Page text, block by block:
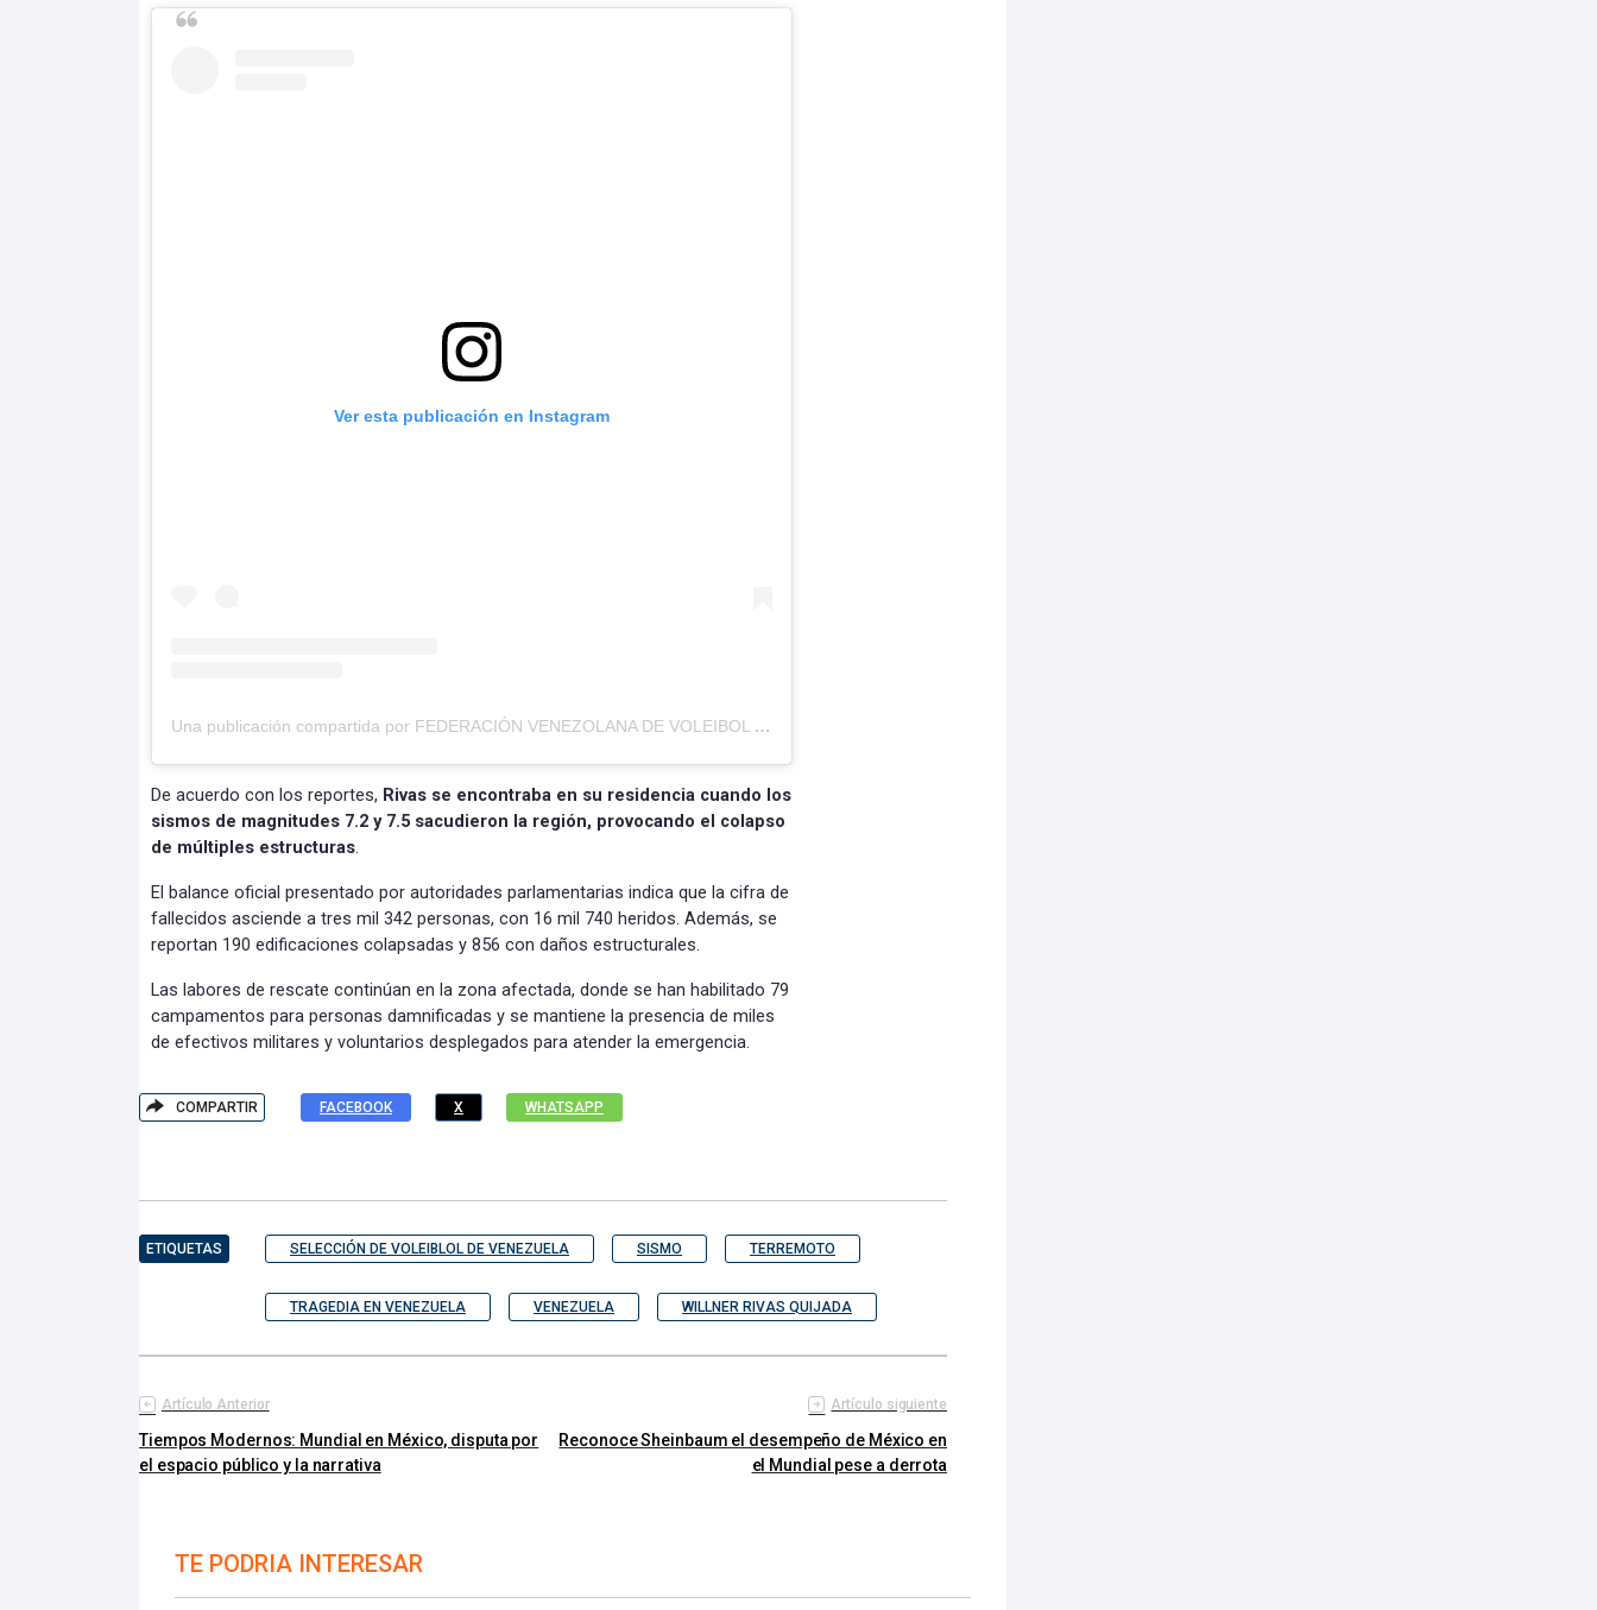
Ver esta publicación en Instagram
Una publicación compartida por FEDERACIÓN VENEZOLANA DE VOLEIBOL (@fvv_oficial)
De acuerdo con los reportes, Rivas se encontraba en su residencia cuando los
sismos de magnitudes 7.2 y 7.5 sacudieron la región, provocando el colapso
de múltiples estructuras.
El balance oficial presentado por autoridades parlamentarias indica que la cifra de
fallecidos asciende a tres mil 342 personas, con 16 mil 740 heridos. Además, se
reportan 190 edificaciones colapsadas y 856 con daños estructurales.
Las labores de rescate continúan en la zona afectada, donde se han habilitado 79
campamentos para personas damnificadas y se mantiene la presencia de miles
de efectivos militares y voluntarios desplegados para atender la emergencia.
COMPARTIR FACEBOOK X WHATSAPP
ETIQUETAS SELECCIÓN DE VOLEIBLOL DE VENEZUELA SISMO TERREMOTO
TRAGEDIA EN VENEZUELA VENEZUELA WILLNER RIVAS QUIJADA
Artículo Anterior
Tiempos Modernos: Mundial en México, disputa por
el espacio público y la narrativa
Artículo siguiente
Reconoce Sheinbaum el desempeño de México en
el Mundial pese a derrota
TE PODRIA INTERESAR